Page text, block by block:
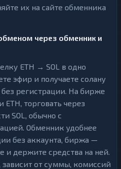
их на сайте обменника
через обменник и
ETH → SOL в одно
эфир и получаете солану
без регистрации. На бирже
торговать через
SOL, обычно с
Обменник удобнее
без аккаунта, биржа —
и держите средства на ней.
зависит от суммы, комиссий